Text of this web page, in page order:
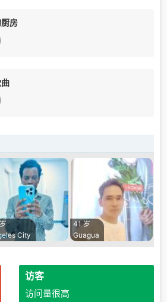
房
City
41 岁
Guagua
访客
访问量很高